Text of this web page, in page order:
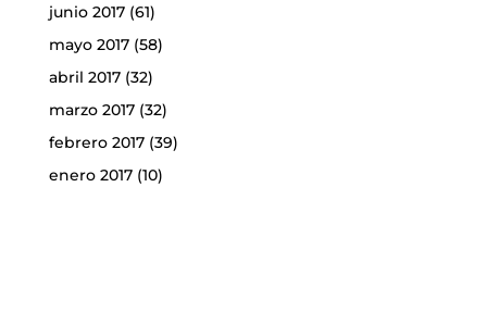
junio 2017(61)
mayo 2017(58)
abril 2017(32)
marzo 2017(32)
febrero 2017(39)
enero 2017(10)